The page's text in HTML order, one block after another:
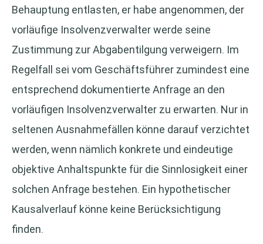
Behauptung entlasten, er habe angenommen, der
vorläufige Insolvenzverwalter werde seine
Zustimmung zur Abgabentilgung verweigern. Im
Regelfall sei vom Geschäftsführer zumindest eine
entsprechend dokumentierte Anfrage an den
vorläufigen Insolvenzverwalter zu erwarten. Nur in
seltenen Ausnahmefällen könne darauf verzichtet
werden, wenn nämlich konkrete und eindeutige
objektive Anhaltspunkte für die Sinnlosigkeit einer
solchen Anfrage bestehen. Ein hypothetischer
Kausalverlauf könne keine Berücksichtigung
finden.